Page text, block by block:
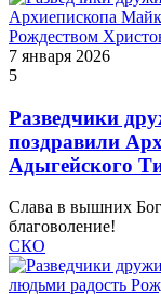
7 января 2026
5
Разведчики
поздравили
Адыгейского
Слава в вышних
благоволение!
СКО